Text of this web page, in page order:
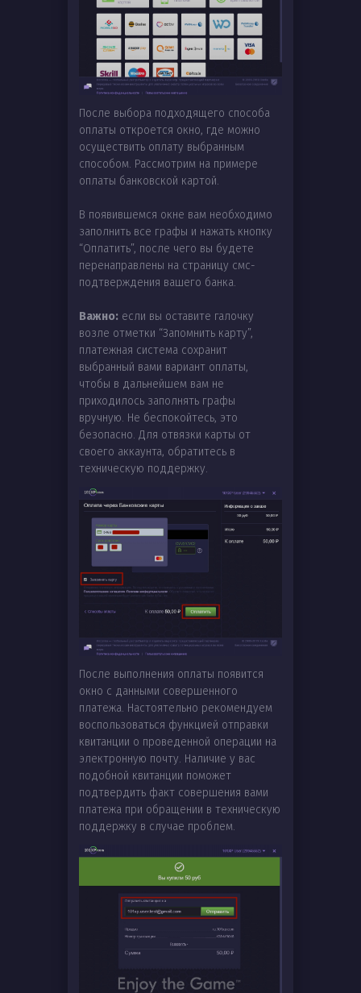
После выбора подходящего способа
оплаты откроется окно, где можно
осуществить оплату выбранным
способом. Рассмотрим на примере
оплаты банковской картой.
В появившемся окне вам необходимо
заполнить все графы и нажать кнопку
“Оплатить”, после чего вы будете
перенаправлены на страницу смс-
подтверждения вашего банка.
Важно: если вы оставите галочку
возле отметки “Запомнить карту”,
платежная система сохранит
выбранный вами вариант оплаты,
чтобы в дальнейшем вам не
приходилось заполнять графы
вручную. Не беспокойтесь, это
безопасно. Для отвязки карты от
своего аккаунта, обратитесь в
техническую поддержку.
После выполнения оплаты появится
окно с данными совершенного
платежа. Настоятельно рекомендуем
воспользоваться функцией отправки
квитанции о проведенной операции на
электронную почту. Наличие у вас
подобной квитанции поможет
подтвердить факт совершения вами
платежа при обращении в техническую
поддержку в случае проблем.